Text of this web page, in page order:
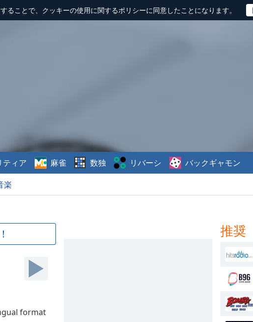
ることで、クッキーの使用に関するポリシーに同意したことになります。
楽
ティア 麻雀 数独 リバーシ バックギャモン
format
推奨